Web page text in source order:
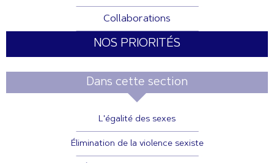
Collaborations
NOS PRIORITÉS
Dans cette section
L'égalité des sexes
Élimination de la violence sexiste